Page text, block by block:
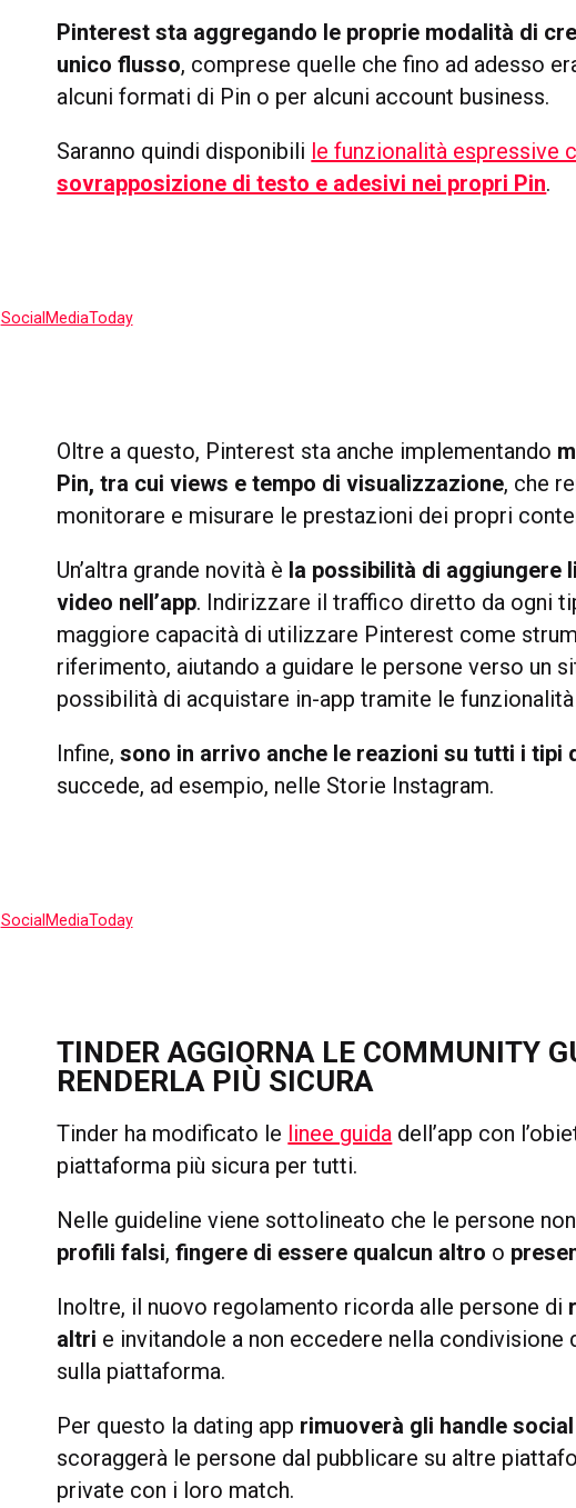
Pinterest sta aggregando le proprie modalità di
unico flusso, comprese quelle che fino ad adesso
alcuni formati di Pin o per alcuni account business.
Saranno quindi disponibili le funzionalità espressive
sovrapposizione di testo e adesivi nei propri Pin.
SocialMediaToday
Oltre a questo, Pinterest sta anche implementando
Pin, tra cui views e tempo di visualizzazione, che
monitorare e misurare le prestazioni dei propri
Un’altra grande novità è la possibilità di aggiungere
video nell’app. Indirizzare il traffico diretto da ogni
maggiore capacità di utilizzare Pinterest come
riferimento, aiutando a guidare le persone verso un
possibilità di acquistare in-app tramite le
Infine,sono in arrivo anche le reazioni su tutti i tipi
succede, ad esempio, nelle Storie Instagram.
SocialMediaToday
TINDER AGGIORNA LE COMMUNITY
RENDERLA PIÙ SICURA
Tinder ha modificato le linee guida dell’app con
piattaforma più sicura per tutti.
Nelle guideline viene sottolineato che le persone
profili falsi,fingere di essere qualcun altro o
Inoltre, il nuovo regolamento ricorda alle persone di
altri e invitandole a non eccedere nella
sulla piattaforma.
Per questo la dating app rimuoverà gli handle
scoraggerà le persone dal pubblicare su altre
private con i loro match.